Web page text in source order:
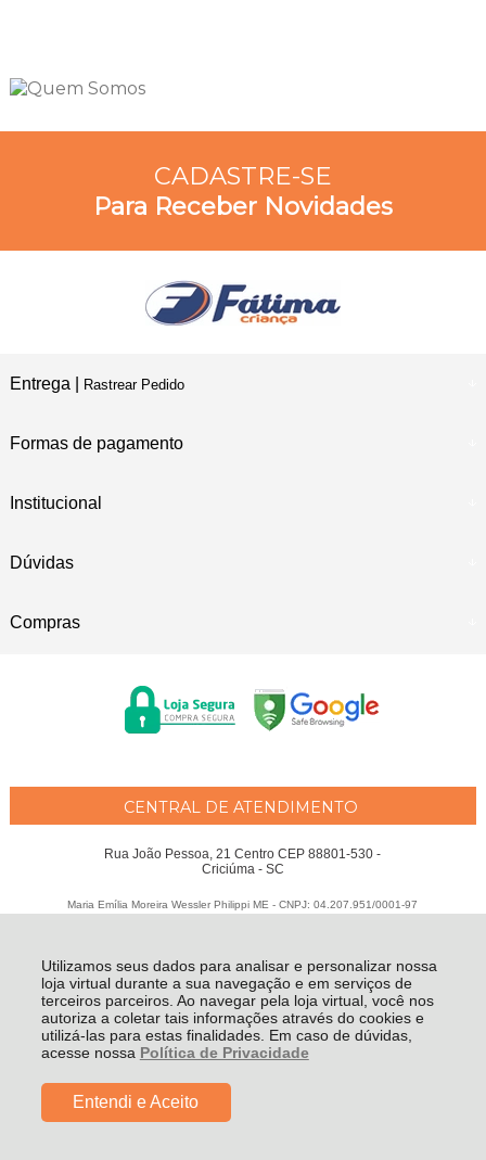
Utilizamos seus dados para analisar e personalizar nossa
loja virtual durante a sua navegação e em serviços de
terceiros parceiros. Ao navegar pela loja virtual, você nos
autoriza a coletar tais informações através do cookies e
utilizá-las para estas finalidades. Em caso de dúvidas,
acesse nossa Política de Privacidade
Entendi e Aceito
CADASTRE-SE
Para Receber Novidades
Entrega | Rastrear Pedido
Formas de pagamento
Institucional
Dúvidas
Compras
CENTRAL DE ATENDIMENTO
Rua João Pessoa, 21 Centro CEP 88801-530 -
Criciúma - SC
Maria Emília Moreira Wessler Philippi ME - CNPJ: 04.207.951/0001-97